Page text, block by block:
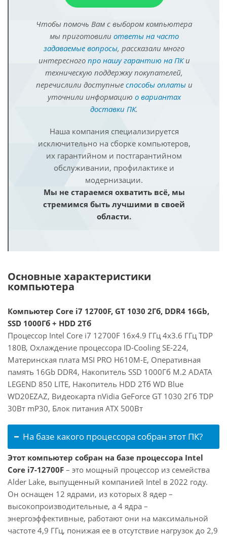
Чтобы помочь Вам с выбором компьютера
мы приготовили ответы на часто
задаваемые вопросы, рассказали много
интересного про нашу гарантию на ПКи
техническую поддержку покупателей,
перечислили доступные способы оплатыи
уточнили информацию о вариантах
доставки ПК.
Наша компания специализируется
исключительно на сборке компьютеров,
их гарантийном и постгарантийном
обслуживании, профилактике и
модернизации.
Мы не стараемся охватить всё, мы
стремимся быть лучшими в своей
области.
Основные характеристики
компьютера
Компьютер Core i7 12700F, GT 1030 2Гб, DDR4 16Gb,
SSD 1000Гб + HDD 2Тб
Процессор Intel Core i7 12700F 16x4.9 ГГц 4x3.6 ГГц TDP
180В, Охлаждение процессора ID-Cooling SE-224,
Материнская плата MSI PRO H610M-E, Оперативная
память 16Gb DDR4, Накопитель SSD 1000Гб M.2 ADATA
LEGEND 850 LITE, Накопитель HDD 2Тб WD Blue
WD20EZAZ, Видеокарта nVidia GeForce GT 1030 2Гб TDP
30Вт mP30, Блок питания ATX 500Вт
На базе какого процессора собран этот ПК?
Этот компьютер собран на базе процессора Intel
Core i7-12700F – это мощный процессор из семейства
Alder Lake, выпущенный компанией Intel в 2022 году.
Он оснащен 12 ядрами, из которых 8 ядер –
высокопроизводительные, а 4 ядра –
энергоэффективные, работают они на максимальной
частоте 4,9 ГГц, понижая ее в отсутствие нагрузок до 2,9